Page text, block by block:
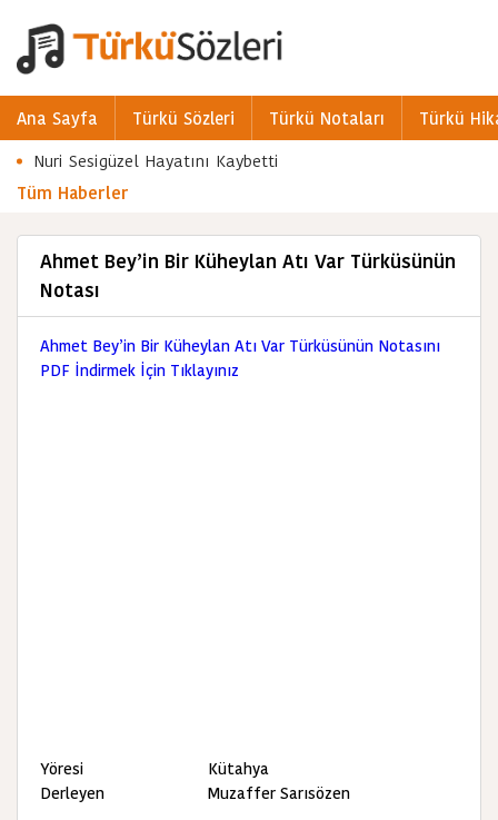
Ana Sayfa Türkü Sözleri Türkü Notaları
Türkü
Nuri Sesigüzel Hayatını Kaybetti
Tüm Haberler
Ahmet Bey’in Bir Küheylan Atı Var Türküsünün
Notası
Ahmet Bey’in Bir Küheylan Atı Var Türküsünün Notasını
PDF İndirmek İçin Tıklayınız
Yöresi Kütahya
Derleyen Muzaffer Sarısözen